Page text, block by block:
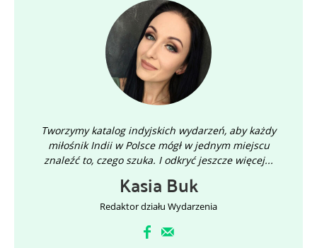
pozwolą widzowi na własną ocenę; kochać INDIE czy
nienawidzić. Zastosowane środki wyrazu, w postaci 36
prac, wydrukowanych na tkaninie i ich porównanie, z
pozostałymi 14 pracami, na tradycyjnym papierze
fotograficznym. jest podkreśleniem, że w Indiach
wszystko jest inne i nieszablonowe. Uzupełnieniem
wystawy jest pokaz multimedialny z bogatego
pobytów.
E. G. Funke
zrealizowane zostały we współpracy z Agencją Zegart.
Tworzymy katalog indyjskich wydarzeń, aby każdy
miłośnik Indii w Polsce mógł w jednym miejscu
znaleźć to, czego szuka. I odkryć jeszcze więcej...
Kasia Buk
Redaktor działu Wydarzenia